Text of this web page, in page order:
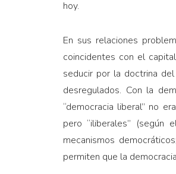
hoy.
En sus relaciones
coincidentes con el
seducir por la doctrina del
desregulados. Con la
“democracia liberal” no
pero “iliberales” (según
mecanismos
permiten que la